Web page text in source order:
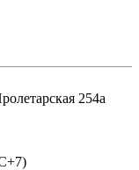
254а